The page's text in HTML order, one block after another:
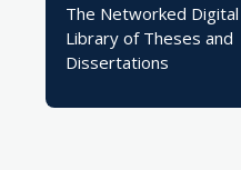
The Networked Digital
Library of Theses and
Dissertations